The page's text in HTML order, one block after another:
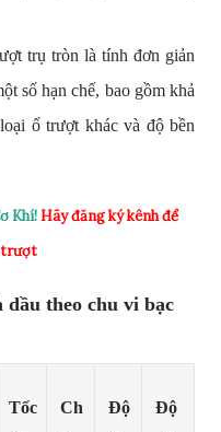
trụ tròn là tính đơn giản
số hạn chế, bao gồm khả
ổ trượt khác và độ bền
Khí!Hãy đăng ký kênh để
trượt
theo chu vi bạc
Tốc
Ch
Độ
Độ